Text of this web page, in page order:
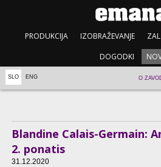
PRODUKCIJA IZOBRAŽEVANJE
DOGODKI
SLO ENG O
Blandine Calais-Germain:
2. ponatis
31.12.2020